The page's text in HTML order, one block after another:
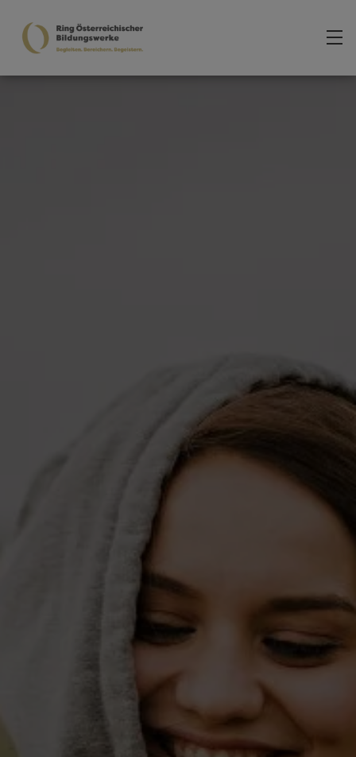
Zum Hauptinhalt springen